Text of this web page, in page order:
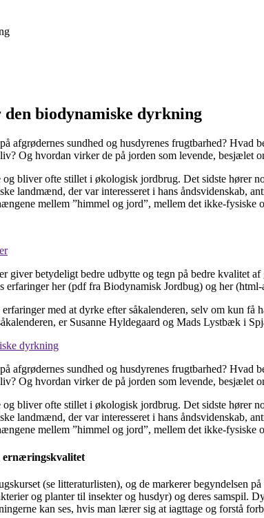
biodynamiske dyrkning
afgrødernes sundhed og husdyrenes frugtbarhed?
Og hvordan virker de på jorden som levende, besjælet
og bliver ofte stillet i økologisk jordbrug. Det sidste
landmænd, der var interesseret i hans åndsvidenskab,
mellem ”himmel og jord”, mellem det ikke-
giver betydeligt bedre udbytte og tegn på bedre kvalitet
her (pdf fra Biodynamisk Jordbug) og her
med at dyrke efter såkalenderen, selv om kun få
er Susanne Hyldegaard og Mads Lystbæk i
dyrkning
afgrødernes sundhed og husdyrenes frugtbarhed?
Og hvordan virker de på jorden som levende, besjælet
og bliver ofte stillet i økologisk jordbrug. Det sidste
landmænd, der var interesseret i hans åndsvidenskab,
mellem ”himmel og jord”, mellem det ikke-
ernæringskvalitet
(se litteraturlisten), og de markerer begyndelsen
og planter til insekter og husdyr) og deres samspil.
kan ses, hvis man lærer sig at iagttage og forstå